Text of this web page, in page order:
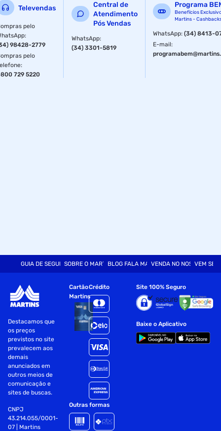
Televendas
pelo
:
98428-2779
pelo
:
729 5220
Central de
Atendimento
Pós Vendas
WhatsApp:
(34) 3301-5819
Programa
Benefícios
Martins -
WhatsApp:(34) 8413-
E-mail:
GUIA DE SEGURANÇASOBRE O MARTINSBLOG FALA MARTVENDA NO NOSSO SITE
VEM SER
Destacamos que
os preços
previstos no site
prevalecem aos
demais
anunciados em
outros meios de
comunicação e
sites de buscas.
CNPJ
43.214.055/0001-
07 | Martins
Cartão
Martins
Crédito
Outras formas
Site 100% Seguro
Baixe o Aplicativo